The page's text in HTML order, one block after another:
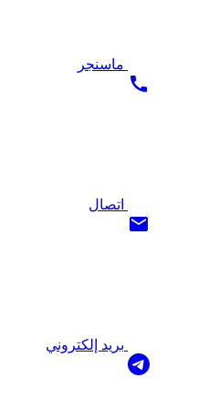
ماسنجر
اتصال
بريد إلكتروني